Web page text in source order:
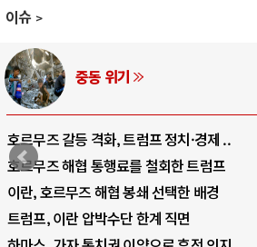
이슈
AI와 인간
중국 AI, 저가 공세로 글로벌 토큰 시..
AI 국부펀드 구상 놓고 미국 진보진영 ..
AI 데이터센터 반대 투쟁은 새로운 글로..
AI의 숨은 환경 비용: 데이터센터 확산..